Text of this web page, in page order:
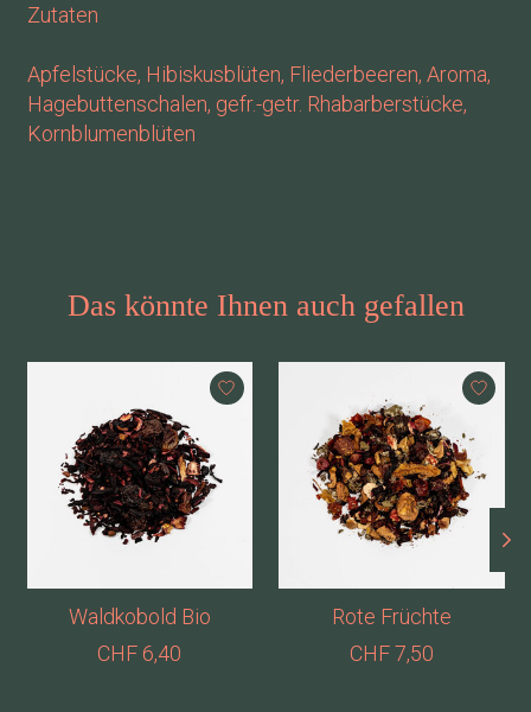
Zutaten
Apfelstücke, Hibiskusblüten, Fliederbeeren, Aroma,
Hagebuttenschalen, gefr.-getr. Rhabarberstücke,
Kornblumenblüten
Das könnte Ihnen auch gefallen
Produkt-Karussell-Artikel
Waldkobold Bio
CHF 6,40
Rote Früchte
CHF 7,50